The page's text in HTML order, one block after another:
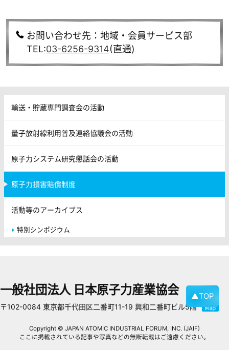
お問い合わせ先：地域・会員サービス部
TEL:03-6256-9314(直通)
輸送・貯蔵専門調査会の活動
量子放射線利用普及連絡協議会の活動
原子力システム研究懇話会の活動
原子力損害賠償制度
活動等のアーカイブス
特別シンポジウム
▲TOP
一般社団法人 日本原子力産業協会
〒102-0084 東京都千代田区二番町11-19 興和二番町ビル5階
Copyright © JAPAN ATOMIC INDUSTRIAL FORUM, INC. (JAIF)
ここに掲載されている記事や写真などの無断転載はご遠慮ください。